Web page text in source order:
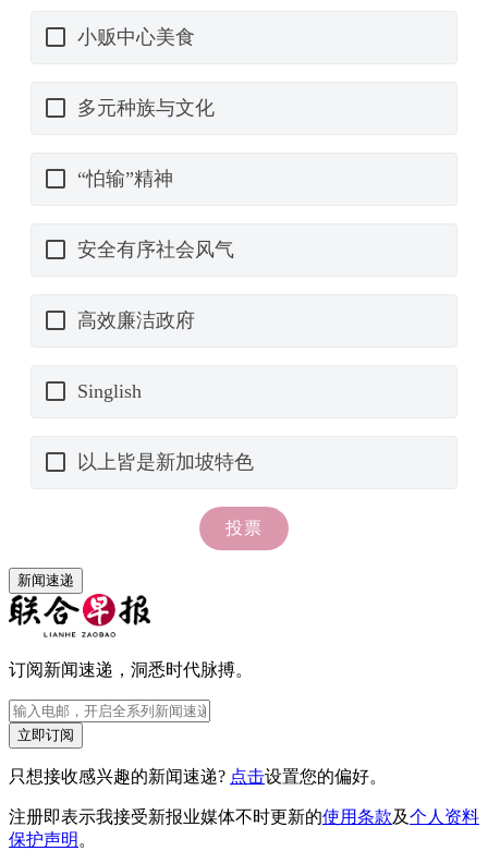
新闻速递
订阅新闻速递，洞悉时代脉搏。
立即订阅
只想接收感兴趣的新闻速递? 点击设置您的偏好。
注册即表示我接受新报业媒体不时更新的使用条款及个人资料
保护声明 。